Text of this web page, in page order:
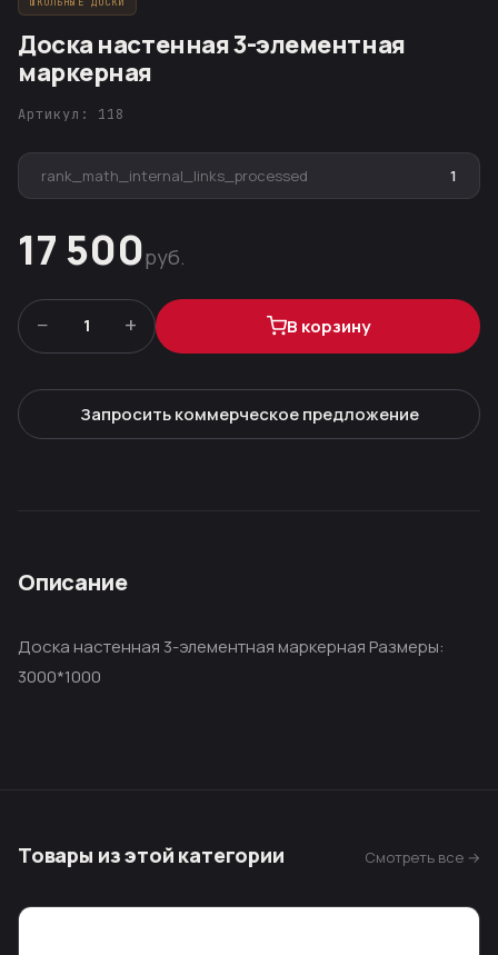
Доска настенная 3-элементная
маркерная
Артикул: 118
rank_math_internal_links_processed 1
17 500руб.
− 1 + В корзину
Запросить коммерческое предложение
Описание
Доска настенная 3-элементная маркерная Размеры:
3000*1000
Товары из этой категории Смотреть все →